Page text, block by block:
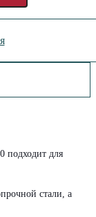
подходит для
стали, а